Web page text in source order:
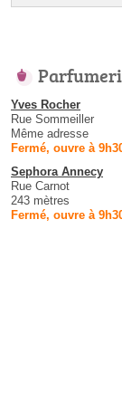
Yves Rocher
Rue Sommeiller
Même adresse
Fermé, ouvre à
Sephora Annecy
Rue Carnot
243 mètres
Fermé, ouvre à